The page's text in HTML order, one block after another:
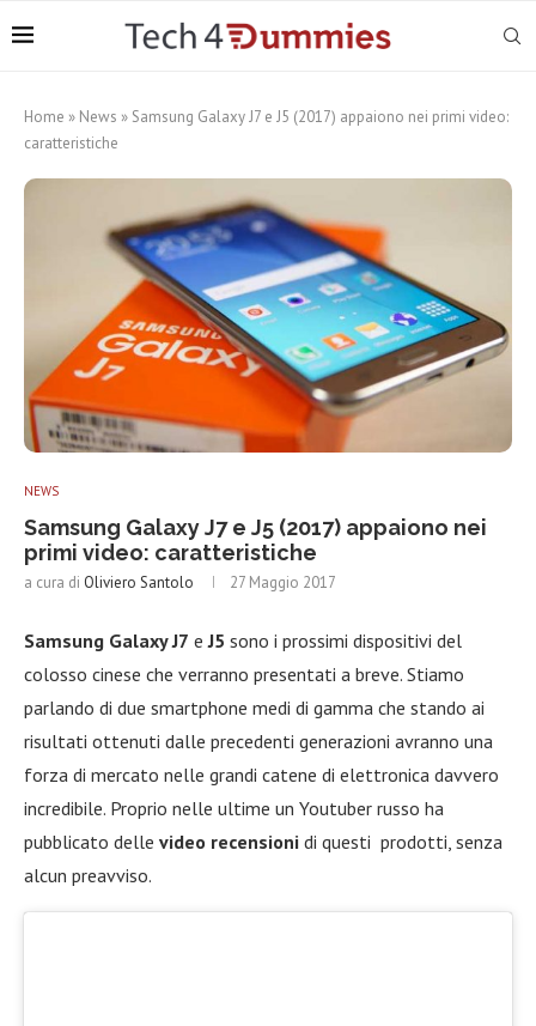
Home » News » Samsung Galaxy J7 e J5 (2017) appaiono nei primi video:
caratteristiche
NEWS
Samsung Galaxy J7 e J5 (2017) appaiono nei
primi video: caratteristiche
a cura di Oliviero Santolo 27 Maggio 2017
Samsung Galaxy J7 eJ5 sono i prossimi dispositivi del
colosso cinese che verranno presentati a breve. Stiamo
parlando di due smartphone medi di gamma che stando ai
risultati ottenuti dalle precedenti generazioni avranno una
forza di mercato nelle grandi catene di elettronica davvero
incredibile. Proprio nelle ultime un Youtuber russo ha
pubblicato delle video recensioni di questi prodotti, senza
alcun preavviso.